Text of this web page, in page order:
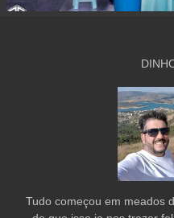
Tudo começou em meados